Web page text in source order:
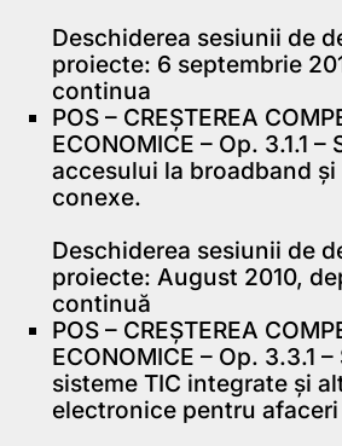
Deschiderea sesiunii de
proiecte: 6 septembrie
continua
POS – CREŞTEREA
ECONOMICE – Op. 3.1.1 –
accesului la broadband
conexe.
Deschiderea sesiunii de
proiecte: August 2010,
continuă
POS – CREŞTEREA
ECONOMICE – Op. 3.3.1
sisteme TIC integrate şi
electronice pentru afaceri